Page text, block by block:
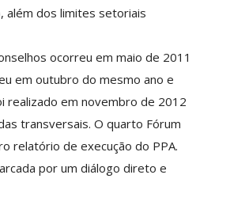
além dos limites setoriais
ocorreu em maio de 2011
em outubro do mesmo ano e
em novembro de 2012
transversais. O quarto Fórum
relatório de execução do PPA.
por um diálogo direto e